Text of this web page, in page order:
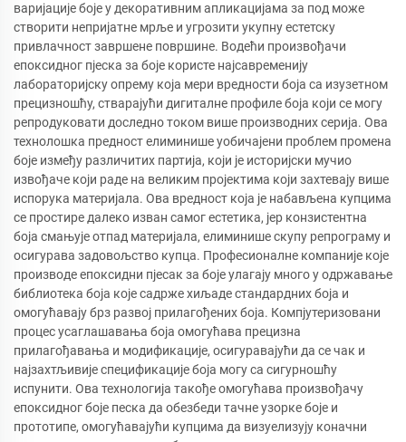
варијације боје у декоративним апликацијама за под може
створити непријатне мрље и угрозити укупну естетску
привлачност завршене површине. Водећи произвођачи
епоксидног пјеска за боје користе најсавременију
лабораторијску опрему која мери вредности боја са изузетном
прецизношћу, стварајући дигиталне профиле боја који се могу
репродуковати доследно током више производних серија. Ова
технолошка предност елиминише уобичајени проблем промена
боје између различитих партија, који је историјски мучио
извођаче који раде на великим пројектима који захтевају више
испорука материјала. Ова вредност која је набављена купцима
се простире далеко изван самог естетика, јер конзистентна
боја смањује отпад материјала, елиминише скупу репрограму и
осигурава задовољство купца. Професионалне компаније које
производе епоксидни пјесак за боје улагају много у одржавање
библиотека боја које садрже хиљаде стандардних боја и
омогућавају брз развој прилагођених боја. Компјутеризовани
процес усаглашавања боја омогућава прецизна
прилагођавања и модификације, осигуравајући да се чак и
најзахтљивије спецификације боја могу са сигурношћу
испунити. Ова технологија такође омогућава произвођачу
епоксидног боје песка да обезбеди тачне узорке боје и
прототипе, омогућавајући купцима да визуелизују коначни